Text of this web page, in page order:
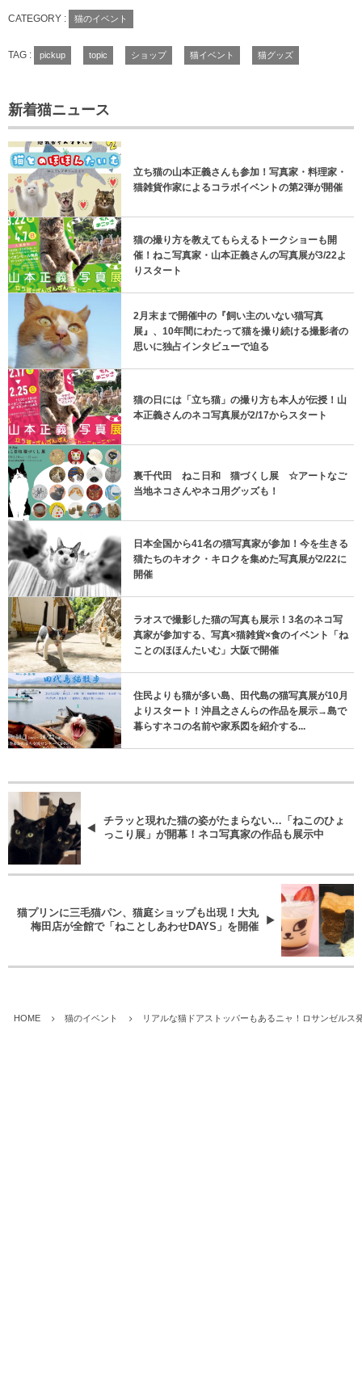
CATEGORY : 猫のイベント
TAG : pickup topic ショップ 猫イベント 猫グッズ
新着猫ニュース
立ち猫の山本正義さんも参加！写真家・料理家・
猫雑貨作家によるコラボイベントの第2弾が開催
猫の撮り方を教えてもらえるトークショーも開
催！ねこ写真家・山本正義さんの写真展が3/22よ
りスタート
2月末まで開催中の『飼い主のいない猫写真
展』、10年間にわたって猫を撮り続ける撮影者の
思いに独占インタビューで迫る
猫の日には「立ち猫」の撮り方も本人が伝授！山
本正義さんのネコ写真展が2/17からスタート
裏千代田 ねこ日和 猫づくし展 ☆アートなご
当地ネコさんやネコ用グッズも！
日本全国から41名の猫写真家が参加！今を生きる
猫たちのキオク・キロクを集めた写真展が2/22に
開催
ラオスで撮影した猫の写真も展示！3名のネコ写
真家が参加する、写真×猫雑貨×食のイベント「ね
ことのほほんたいむ」大阪で開催
住民よりも猫が多い島、田代島の猫写真展が10月
よりスタート！沖昌之さんらの作品を展示→島で
暮らすネコの名前や家系図を紹介する...
チラッと現れた猫の姿がたまらない…「ねこのひょ
っこり展」が開幕！ネコ写真家の作品も展示中
猫プリンに三毛猫パン、猫庭ショップも出現！大丸
梅田店が全館で「ねことしあわせDAYS」を開催
HOME 猫のイベント リアルな猫ドアストッパーもあるニャ！ロサンゼル